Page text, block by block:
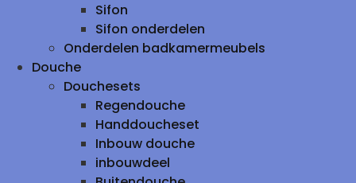
Sifon
Sifon onderdelen
Onderdelen badkamermeubels
Douche
Douchesets
Regendouche
Handdoucheset
Inbouw douche
inbouwdeel